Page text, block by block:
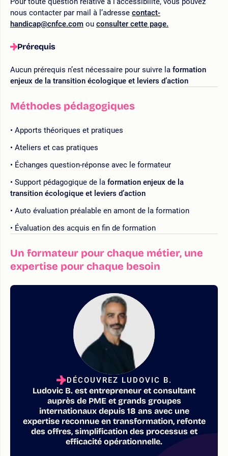
nous contacter par mail à l’adresse contact-
handicap@cnfce.com ou consulter cette page.
Prérequis
Aucun prérequis n’est nécessaire pour suivre la formation
enjeux de la transition écologique et leviers d’action
Méthodes pédagogiques
Apports théoriques et pratiques
Ateliers et cas pratiques
Échanges question-réponse avec le formateur
Support pédagogique de la formation enjeux de la
transition écologique et leviers d’action
Auto évaluation préalable en amont de la formation
Évaluation des acquis en fin de formation
Un formateur pour chaque métier, une
expertise pour chaque besoin
DÉCOUVREZ LUDOVIC B.
Ludovic B. est entrepreneur et consultant
auprès de PME et grands groupes
internationaux depuis 18 ans avec une
expertise reconnue en transformation, refonte
des offres, simplification des processus et
efficacité opérationnelle.